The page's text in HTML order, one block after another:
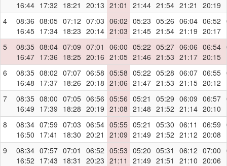
16:44 17:32 18:21
20:13 21:01
21:44 21:54 21:21
20:19
4
08:36
16:45
08:05
17:34
07:12
18:23
07:03
20:14
06:02
21:03
05:23
21:45
05:26
21:54
06:04
21:19
06:52
20:17
5
08:35
16:47
08:04
17:36
07:09
18:25
07:01
20:16
06:00
21:05
05:22
21:46
05:27
21:53
06:06
21:17
06:54
20:15
6
08:35
16:48
08:02
17:37
07:07
18:26
06:58
20:18
05:58
21:06
05:22
21:47
05:28
21:53
06:07
21:15
06:55
20:12
7
08:35
16:49
08:00
17:39
07:05
18:28
06:56
20:19
05:56
21:08
05:21
21:48
05:29
21:52
06:09
21:14
06:57
20:10
8
08:34
16:50
07:59
17:41
07:03
18:30
06:54
20:21
05:55
21:09
05:21
21:49
05:30
21:52
06:11
21:12
06:59
20:08
9
08:34
16:52
07:57
17:43
07:01
18:31
06:52
20:23
05:53
21:11
05:20
21:49
05:31
21:51
06:12
21:10
07:00
20:06